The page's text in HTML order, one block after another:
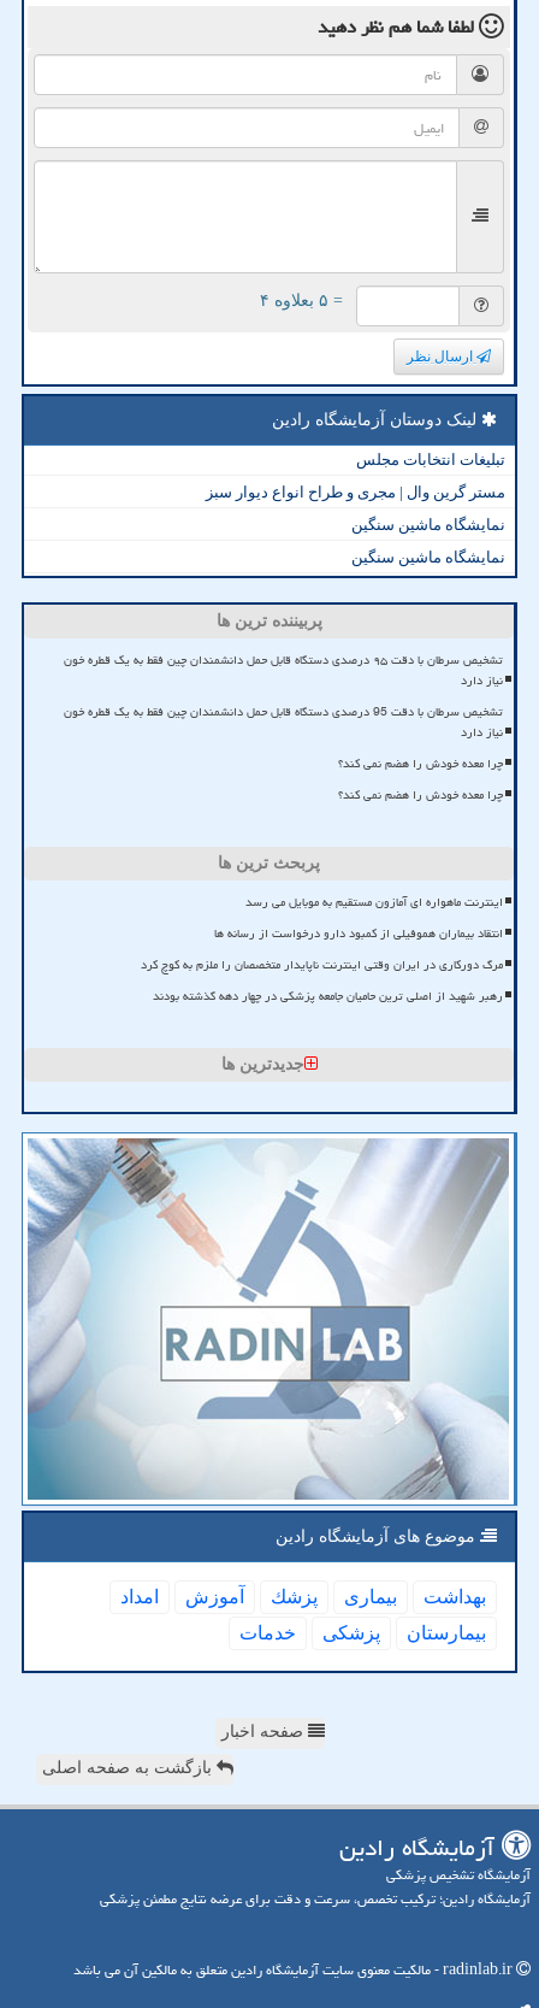
لطفا شما همنظر دهید
= ۵ بعلاوه ۴
ارسال نظر
لینک دوستان آزمایشگاه رادین
تبلیغات انتخابات مجلس
مستر گرین وال | مجری و طراح انواع دیوار سبز
نمایشگاه ماشین سنگین
نمایشگاه ماشین سنگین
پربیننده ترین ها
تشخیص سرطان با دقت ۹۵ درصدی دستگاه قابل حمل دانشمندان چین فقط به یک قطره خون
نیاز دارد
تشخیص سرطان با دقت 95 درصدی دستگاه قابل حمل دانشمندان چین فقط به یک قطره خون
نیاز دارد
چرا معده خودش را هضم نمی کند؟
چرا معده خودش را هضم نمی کند؟
پربحث ترین ها
اینترنت ماهواره ای آمازون مستقیم به موبایل می رسد
انتقاد بیماران هموفیلی از کمبود دارو درخواست از رسانه ها
مرگ دورکاری در ایران وقتی اینترنت ناپایدار متخصصان را ملزم به کوچ کرد
رهبر شهید از اصلی ترین حامیان جامعه پزشکی در چهار دهه گذشته بودند
جدیدترین ها
موضوع های آزمایشگاه رادین
بهداشت بیماری پزشك آموزش
امداد
بیمارستان
پزشكی خدمات
صفحه اخبار
بازگشت به صفحه اصلی
آزمایشگاه رادین
آزمایشگاه تشخیص پزشکی
آزمایشگاه رادین؛ ترکیب تخصص، سرعت و دقت برای عرضه نتایج مطمئن پزشکی